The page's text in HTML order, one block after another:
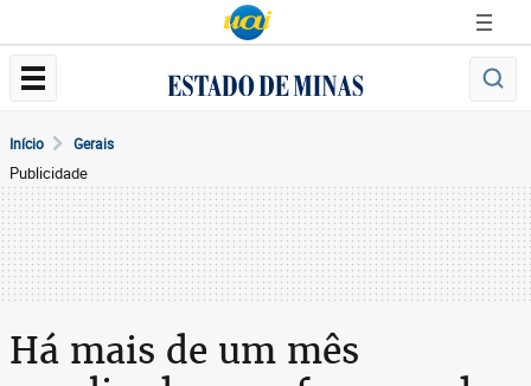
Início Gerais
Publicidade
Há mais de um mês